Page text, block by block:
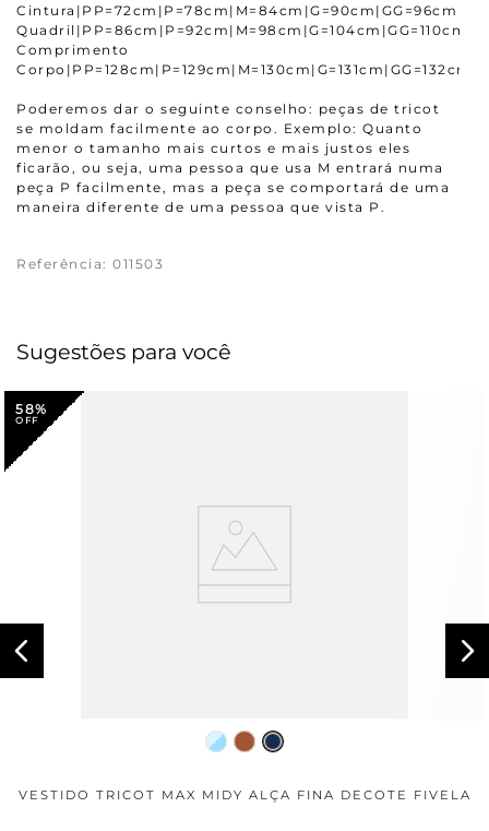
Cintura|PP=72cm|P=78cm|M=84cm|G=90cm|GG=96cm
Quadril|PP=86cm|P=92cm|M=98cm|G=104cm|GG=110cm
Comprimento
Corpo|PP=128cm|P=129cm|M=130cm|G=131cm|GG=132cm
Poderemos dar o seguinte conselho: peças de tricot
se moldam facilmente ao corpo. Exemplo: Quanto
menor o tamanho mais curtos e mais justos eles
ficarão, ou seja, uma pessoa que usa M entrará numa
peça P facilmente, mas a peça se comportará de uma
maneira diferente de uma pessoa que vista P.
Referência: 011503
Sugestões para você
58%
VESTIDO TRICOT MAX MIDY ALÇA FINA DECOTE FIVELA